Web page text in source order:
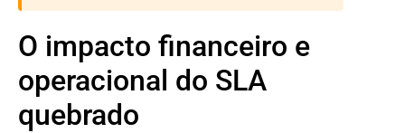
O impacto financeiro e
operacional do SLA
quebrado